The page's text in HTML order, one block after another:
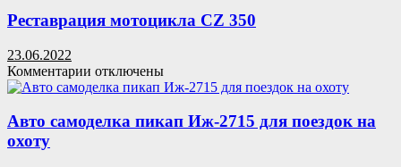
небо:
плюсы
самолёте
Реставрация мотоцикла CZ 350
23.06.2022
Комментарии к
записи
мотоцикла
CZ
отключены
Авто самоделка пикап Иж-2715 для поездок на
охоту